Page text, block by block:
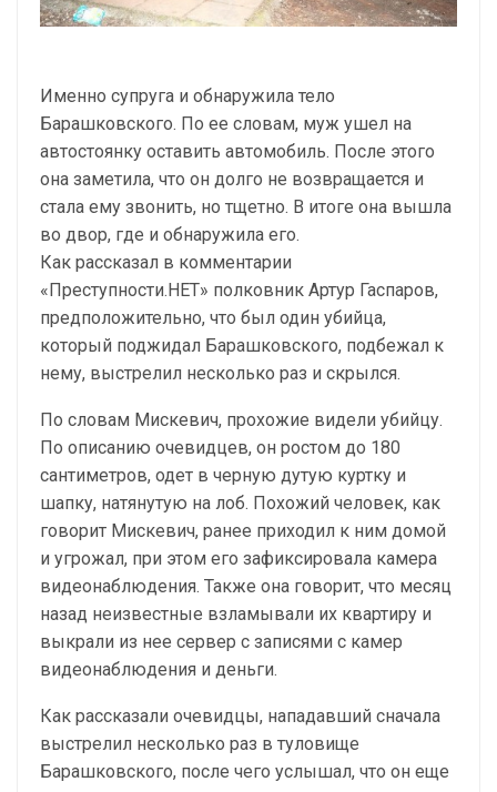
Именно супруга и обнаружила тело
Барашковского. По ее словам, муж ушел на
автостоянку оставить автомобиль. После этого
она заметила, что он долго не возвращается и
стала ему звонить, но тщетно. В итоге она вышла
во двор, где и обнаружила его.
Как рассказал в комментарии
«Преступности.НЕТ» полковник Артур Гаспаров,
предположительно, что был один убийца,
который поджидал Барашковского, подбежал к
нему, выстрелил несколько раз и скрылся.
По словам Мискевич, прохожие видели убийцу.
По описанию очевидцев, он ростом до 180
сантиметров, одет в черную дутую куртку и
шапку, натянутую на лоб. Похожий человек, как
говорит Мискевич, ранее приходил к ним домой
и угрожал, при этом его зафиксировала камера
видеонаблюдения. Также она говорит, что месяц
назад неизвестные взламывали их квартиру и
выкрали из нее сервер с записями с камер
видеонаблюдения и деньги.
Как рассказали очевидцы, нападавший сначала
выстрелил несколько раз в туловище
Барашковского, после чего услышал, что он еще